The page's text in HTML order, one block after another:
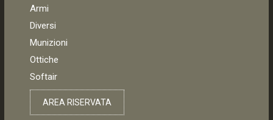
Armi
Diversi
Munizioni
Ottiche
Softair
AREA RISERVATA